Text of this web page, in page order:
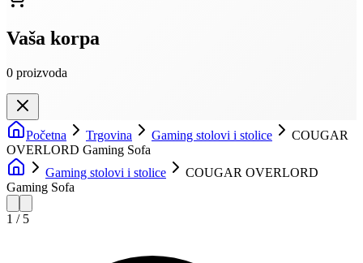
Vaša korpa
0 proizvoda
Početna Trgovina Gaming stolovi i stolice
COUGAR
OVERLORD Gaming Sofa
Gaming stolovi i stolice
COUGAR OVERLORD
Gaming Sofa
1 / 5